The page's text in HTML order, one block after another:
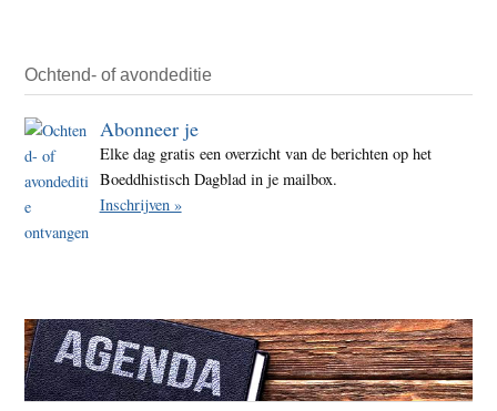
Ochtend- of avondeditie
Abonneer je
Elke dag gratis een overzicht van de berichten op het
Boeddhistisch Dagblad in je mailbox.
Inschrijven »